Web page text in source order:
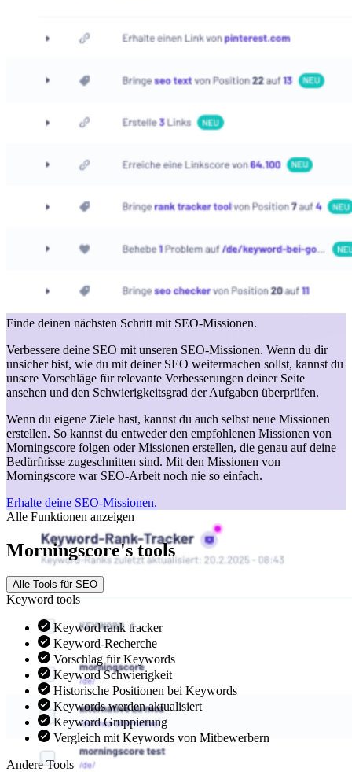
Finde deinen nächsten Schritt mit SEO-Missionen.
Verbessere deine SEO mit unseren SEO-Missionen. Wenn du dir
unsicher bist, wie du mit deiner SEO weitermachen sollst, kannst du
unsere Vorschläge für relevante Verbesserungen deiner Seite
ansehen und den Schwierigkeitsgrad der Aufgaben überprüfen.
Wenn du eigene Ziele hast, kannst du auch selbst neue Missionen
erstellen. So kannst du entweder den empfohlenen Missionen von
Morningscore folgen oder Missionen erstellen, die genau auf deine
Bedürfnisse zugeschnitten sind. Mit den Missionen von
Morningscore war SEO-Arbeit noch nie so einfach.
Erhalte deine SEO-Missionen.
Alle Funktionen anzeigen
Morningscore's tools
Alle Tools für SEO
Keyword tools
Keyword rank tracker
Keyword-Recherche
Vorschlag für Keywords
Keyword Schwierigkeit
Historische Positionen bei Keywords
Keywords werden aktualisiert
Keyword Gruppierung
Vergleich mit Keywords von Mitbewerbern
Andere Tools